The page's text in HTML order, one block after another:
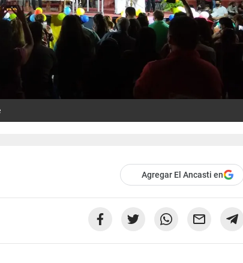
Agregar El Ancasti en